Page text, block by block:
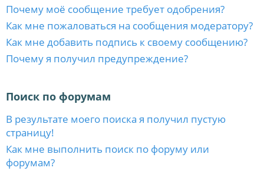
Почему моё сообщение требует одобрения?
Как мне пожаловаться на сообщения модератору?
Как мне добавить подпись к своему сообщению?
Почему я получил предупреждение?
Поиск по форумам
В результате моего поиска я получил пустую
страницу!
Как мне выполнить поиск по форуму или
форумам?